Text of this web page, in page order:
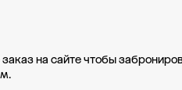
на сайте чтобы